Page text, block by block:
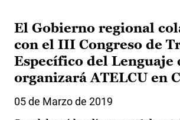
El Gobierno regional
con el III Congreso de
Específico del Lenguaje
organizará ATELCU en
05 de Marzo de 2019